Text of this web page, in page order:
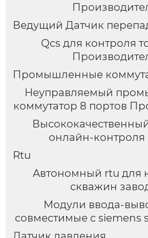
Ведущий Датчик
Qcs для контроля
Промышленные
Неуправляемый
коммутатор 8 портов
онлайн-контроля
Rtu
Aвтономный rtu для
скважин
Модули ввода-
совместимые с siemens